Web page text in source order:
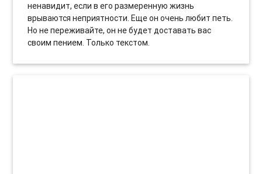
ненавидит, если в его размеренную жизнь
врываются неприятности. Еще он очень любит петь.
Но не переживайте, он не будет доставать вас
своим пением. Только текстом.